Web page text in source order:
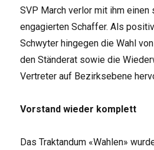
SVP March verlor mit ihm einen
engagierten Schaffer. Als
Schwyter hingegen die Wahl
den Ständerat sowie die
Vertreter auf Bezirksebene
Vorstand wieder komplett
Das Traktandum «Wahlen»